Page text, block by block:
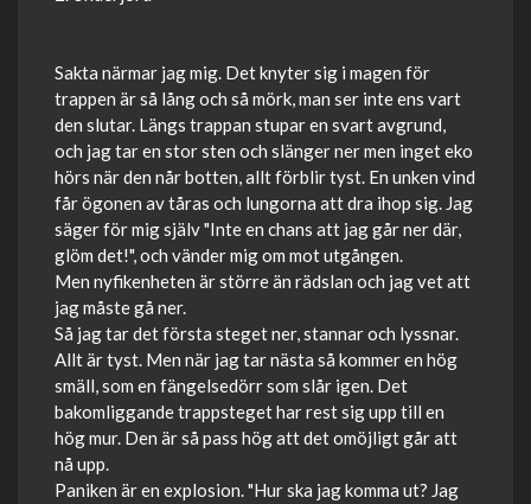
Sakta närmar jag mig. Det knyter sig i magen för
trappen är så lång och så mörk, man ser inte ens vart
den slutar. Längs trappan stupar en svart avgrund,
och jag tar en stor sten och slänger ner men inget eko
hörs när den når botten, allt förblir tyst. En unken vind
får ögonen av tåras och lungorna att dra ihop sig. Jag
säger för mig själv "Inte en chans att jag går ner där,
glöm det!", och vänder mig om mot utgången.
Men nyfikenheten är större än rädslan och jag vet att
jag måste gå ner.
Så jag tar det första steget ner, stannar och lyssnar.
Allt är tyst. Men när jag tar nästa så kommer en hög
smäll, som en fängelsedörr som slår igen. Det
bakomliggande trappsteget har rest sig upp till en
hög mur. Den är så pass hög att det omöjligt går att
nå upp.
Paniken är en explosion. "Hur ska jag komma ut? Jag